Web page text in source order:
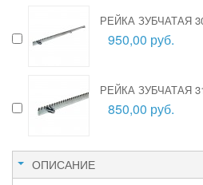
РЕЙКА ЗУБЧАТАЯ
950,00 руб.
РЕЙКА ЗУБЧАТАЯ
850,00 руб.
ОПИСАНИЕ